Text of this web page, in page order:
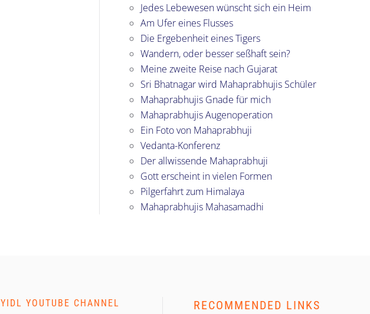
Jedes Lebewesen wünscht sich ein Heim
Am Ufer eines Flusses
Die Ergebenheit eines Tigers
Wandern, oder besser seßhaft sein?
Meine zweite Reise nach Gujarat
Sri Bhatnagar wird Mahaprabhujis Schüler
Mahaprabhujis Gnade für mich
Mahaprabhujis Augenoperation
Ein Foto von Mahaprabhuji
Vedanta-Konferenz
Der allwissende Mahaprabhuji
Gott erscheint in vielen Formen
Pilgerfahrt zum Himalaya
Mahaprabhujis Mahasamadhi
YIDL YOUTUBE CHANNEL RECOMMENDED LINKS